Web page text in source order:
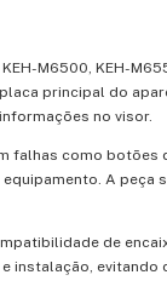
M6500, KEH-
principal do
no visor.
falhas como
A peça
de
instalação, evitando